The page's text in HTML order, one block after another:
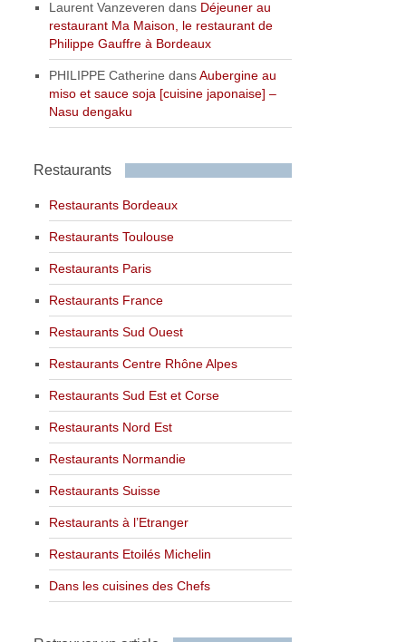
Laurent Vanzeveren dans Déjeuner au
restaurant Ma Maison, le restaurant de
Philippe Gauffre à Bordeaux
PHILIPPE Catherine dansAubergine au
miso et sauce soja [cuisine japonaise] –
Nasu dengaku
Restaurants
Restaurants Bordeaux
Restaurants Toulouse
Restaurants Paris
Restaurants France
Restaurants Sud Ouest
Restaurants Centre Rhône Alpes
Restaurants Sud Est et Corse
Restaurants Nord Est
Restaurants Normandie
Restaurants Suisse
Restaurants à l’Etranger
Restaurants Etoilés Michelin
Dans les cuisines des Chefs